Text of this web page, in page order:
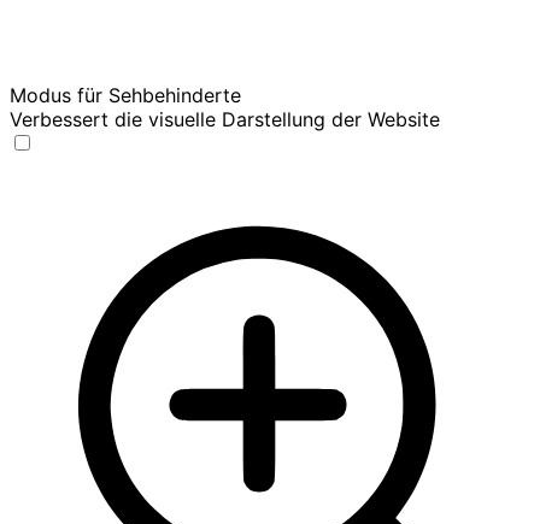
Modus für Sehbehinderte
Verbessert die visuelle Darstellung der Website